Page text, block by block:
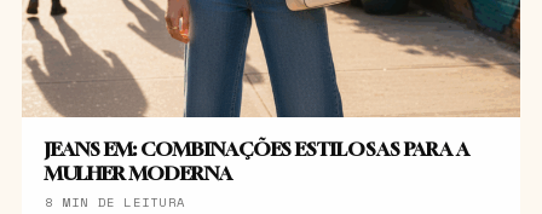
JEANS EM: COMBINAÇÕES ESTILOSAS PARA A
MULHER MODERNA
8 MIN DE LEITURA